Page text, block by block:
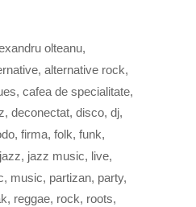
olteanu
alternative rock
cafea de specialitate
deconectat disco dj
firma folk funk
jazz jazz music live
music partizan party
reggae rock roots